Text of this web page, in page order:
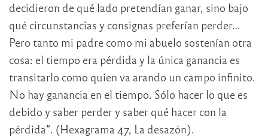
decidieron de qué lado pretendían ganar, sino bajo
qué circunstancias y consignas preferían perder…
Pero tanto mi padre como mi abuelo sostenían otra
cosa: el tiempo era pérdida y la única ganancia es
transitarlo como quien va arando un campo infinito.
No hay ganancia en el tiempo. Sólo hacer lo que es
debido y saber perder y saber qué hacer con la
pérdida”. (Hexagrama 47, La desazón).